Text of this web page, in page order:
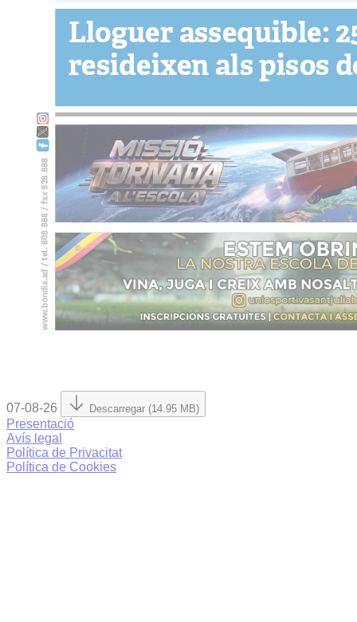
07-08-26 Descarregar (14.95 MB)
Presentació
Avís legal
Política de Privacitat
Política de Cookies